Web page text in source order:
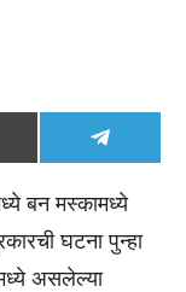
Share
on
बन मस्कामध्ये
घटना पुन्हा
असलेल्या